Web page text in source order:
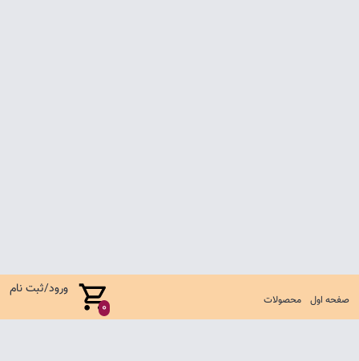
صفحه اول محصولات 0
ورود/ثبت نام